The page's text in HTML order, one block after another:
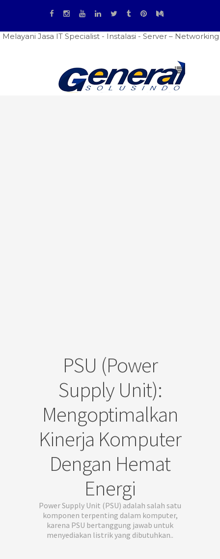
IT Specialist - Instalasi - Server – Networking - Firewall
PSU (Power
Supply Unit):
Mengoptimalkan
Kinerja Komputer
Dengan Hemat
Energi
Power Supply Unit (PSU) adalah salah satu
komponen terpenting dalam komputer,
karena PSU bertanggung jawab untuk
menyediakan listrik yang dibutuhkan..